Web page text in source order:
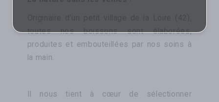
toutes nos boissons sont élaborées,
produites et embouteillées par nos soins à
la main.
Il nous tient à cœur de sélectionner